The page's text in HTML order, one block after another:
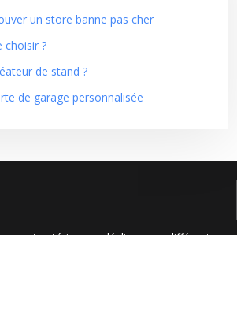
un store banne pas cher
choisir ?
de stand ?
de garage personnalisée
extérieur se déclinent en différentes